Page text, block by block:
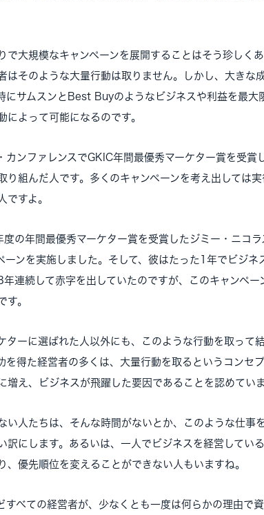
で大規模なキャンペーンを展開することはそう珍しく
はそのような大量行動は取りません。しかし、大きな
にサムスンとBest Buyのようなビジネスや利益を最大
によって可能になるのです。
カンファレンスでGKIC年間最優秀マーケター賞を受賞
り組んだ人です。多くのキャンペーンを考え出しては
ですよ。
の年間最優秀マーケター賞を受賞したジミー・ニコ
ーンを実施しました。そして、彼はたった1年でビジネ
連続して赤字を出していたのですが、このキャンペ
す。
ターに選ばれた人以外にも、このような行動を取って
を得た経営者の多くは、大量行動を取るというコンセ
増え、ビジネスが飛躍した要因であることを認めていま
い人たちは、そんな時間がないとか、このような仕事
訳にします。あるいは、一人でビジネスを経営してい
、優先順位を変えることができない人もいますね。
すべての経営者が、少なくとも一度は何らかの理由で